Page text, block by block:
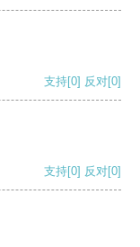
支持[0] 反对[0]
支持[0] 反对[0]